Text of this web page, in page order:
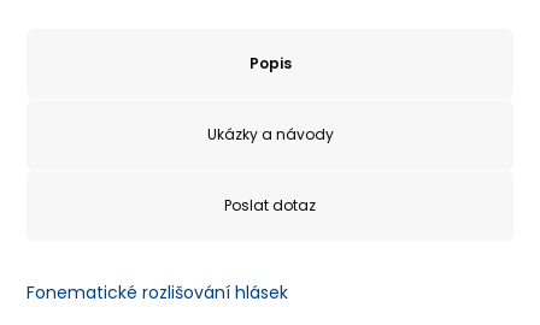
Popis
Ukázky a návody
Poslat dotaz
Fonematické rozlišování hlásek